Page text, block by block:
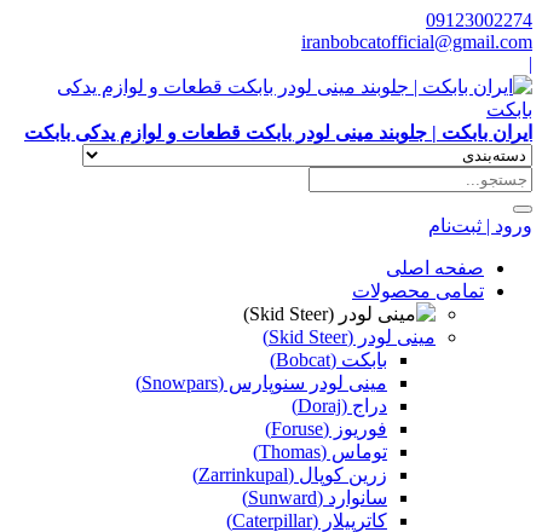
09123002274
iranbobcatofficial@gmail.com
|
ایران بابکت | جلوبند مینی لودر بابکت قطعات و لوازم یدکی بابکت
ورود | ثبت‌نام
صفحه اصلی
تمامی محصولات
مینی لودر (Skid Steer)
بابکت (Bobcat)
مینی لودر سنوپارس (Snowpars)
دراج (Doraj)
فوریوز (Foruse)
توماس (Thomas)
زرین کوپال (Zarrinkupal)
سانوارد (Sunward)
کاترپیلار (Caterpillar)